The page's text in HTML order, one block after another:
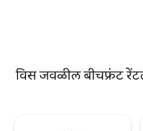
विस जवळील बीचफ्रंट